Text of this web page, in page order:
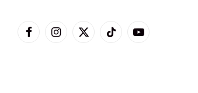
FacebookInstagram
X
TikTokYouTube